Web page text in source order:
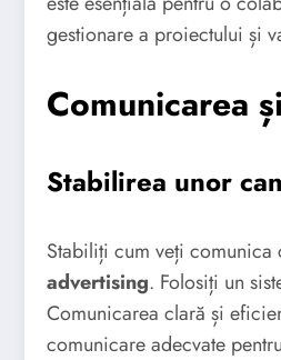
gestionare a proiectului și
Comunicarea
Stabilirea unor
Stabiliți cum veți comunica
advertising. Folosiți un
Comunicarea clară și
comunicare adecvate